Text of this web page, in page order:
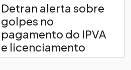
Detran alerta sobre
golpes no
pagamento do IPVA
e licenciamento